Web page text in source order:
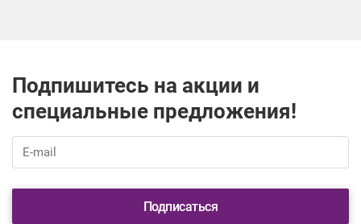
Подпишитесь на акции и
специальные предложения!
Подписаться